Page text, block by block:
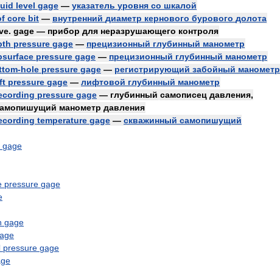
level gage — указатель уровня со шкалой
core bit — внутренний диаметр кернового бурового долота
. gage — прибор для неразрушающего контроля
pressure gage — прецизионный глубинный манометр
pressure gage — прецизионный глубинный манометр
-hole pressure gage — регистрирующий забойный манометр
pressure gage — лифтовой глубинный манометр
pressure gage — глубинный самописец давления,
манометр давления
temperature gage — скважинный самопишущий
gage
pressure gage
gage
pressure gage